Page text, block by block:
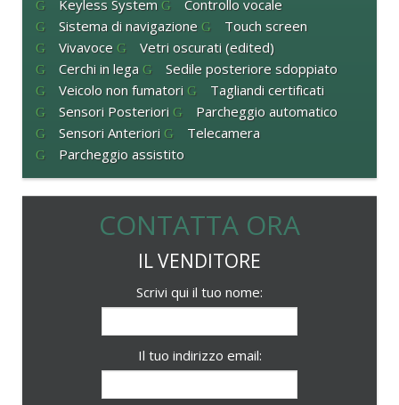
Keyless System
Controllo vocale
Sistema di navigazione
Touch screen
Vivavoce
Vetri oscurati (edited)
Cerchi in lega
Sedile posteriore sdoppiato
Veicolo non fumatori
Tagliandi certificati
Sensori Posteriori
Parcheggio automatico
Sensori Anteriori
Telecamera
Parcheggio assistito
CONTATTA ORA
IL VENDITORE
Scrivi qui il tuo nome:
Il tuo indirizzo email: